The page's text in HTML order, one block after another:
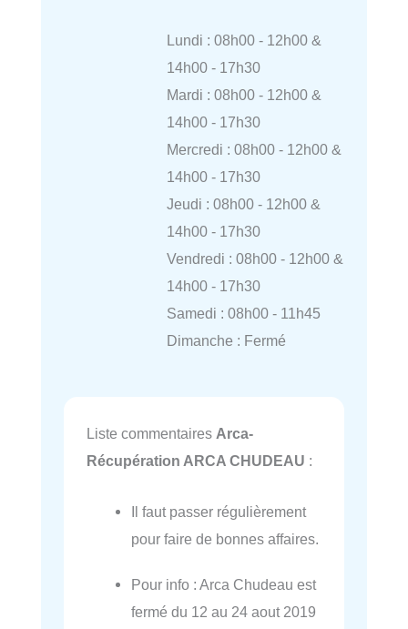
Lundi : 08h00 - 12h00 &
14h00 - 17h30
Mardi : 08h00 - 12h00 &
14h00 - 17h30
Mercredi : 08h00 - 12h00 &
14h00 - 17h30
Jeudi : 08h00 - 12h00 &
14h00 - 17h30
Vendredi : 08h00 - 12h00 &
14h00 - 17h30
Samedi : 08h00 - 11h45
Dimanche : Fermé
Liste commentaires Arca-
Récupération ARCA CHUDEAU :
Il faut passer régulièrement
pour faire de bonnes affaires.
Pour info : Arca Chudeau est
fermé du 12 au 24 aout 2019